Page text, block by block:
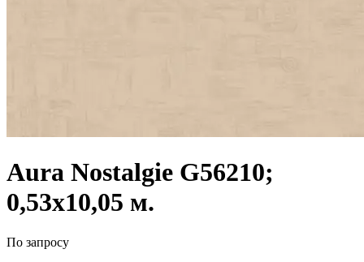
Aura Nostalgie G56210;
0,53х10,05 м.
По запросу